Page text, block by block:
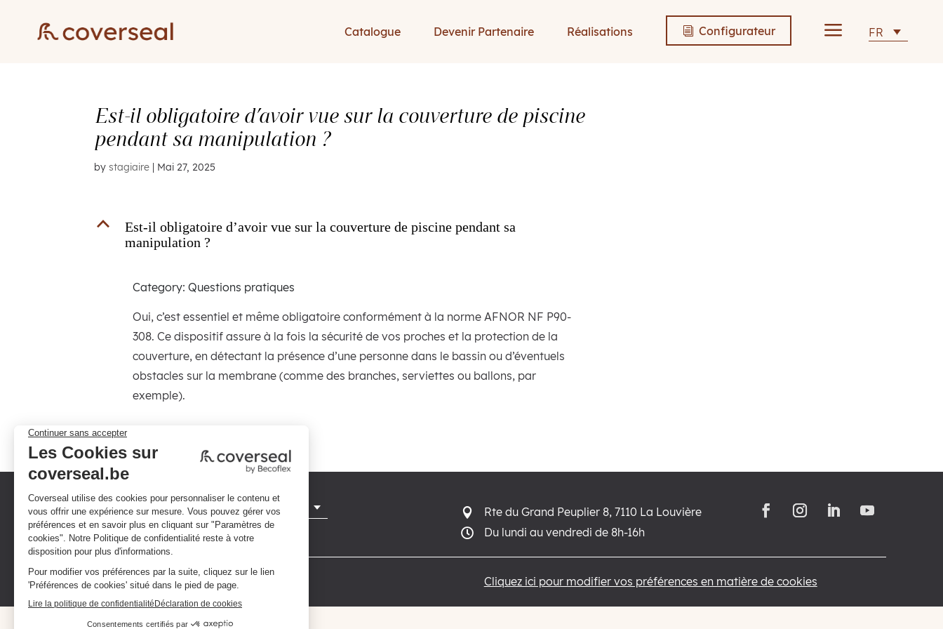
Catalogue Devenir Partenaire Réalisations i Configurateur a FR
Est-il obligatoire d’avoir vue sur la couverture de piscine
pendant sa manipulation ?
bystagiaire | Mai 27, 2025
B
Est-il obligatoire d’avoir vue sur la couverture de piscine pendant sa
manipulation ?
Category: Questions pratiques
Oui, c’est essentiel et même obligatoire conformément à la norme AFNOR NF P90-
308. Ce dispositif assure à la fois la sécurité de vos proches et la protection de la
couverture, en détectant la présence d’une personne dans le bassin ou d’éventuels
obstacles sur la membrane (comme des branches, serviettes ou ballons, par
exemple).
 Rte du Grand Peuplier 8, 7110 La Louvière
 Du lundi au vendredi de 8h-16h
Politique de confidentialité Conditions générales Cliquez ici pour modifier vos préférences en matière de cookies